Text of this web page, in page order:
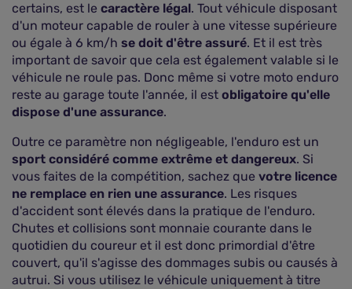
certains, est le caractère légal. Tout véhicule disposant
d'un moteur capable de rouler à une vitesse supérieure
ou égale à 6 km/h se doit d'être assuré. Et il est très
important de savoir que cela est également valable si le
véhicule ne roule pas. Donc même si votre moto enduro
reste au garage toute l'année, il est obligatoire qu'elle
dispose d'une assurance.
Outre ce paramètre non négligeable, l'enduro est un
sport considéré comme extrême et dangereux. Si
vous faites de la compétition, sachez que votre licence
ne remplace en rien une assurance. Les risques
d'accident sont élevés dans la pratique de l'enduro.
Chutes et collisions sont monnaie courante dans le
quotidien du coureur et il est donc primordial d'être
couvert, qu'il s'agisse des dommages subis ou causés à
autrui. Si vous utilisez le véhicule uniquement à titre